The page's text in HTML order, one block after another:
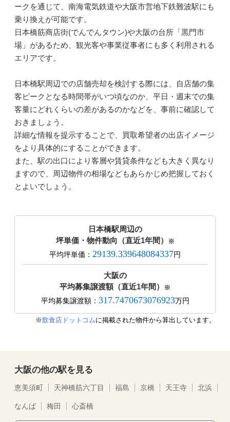
ークを通じて、南海電気鉄道や大阪市営地下鉄難波駅にも
乗り換えが可能です。
日本橋筋商店街(でんでんタウン)や大阪の台所「黒門市
場」があるため、観光客や事業従事者にも多く利用される
エリアです。
日本橋駅周辺での店舗売却を検討する際には、自店舗の集
客ピークとなる時間帯がいつ頃なのか、平日・週末での集
客量にどれくらいの差があるのかなどを、事前に確認して
おきましょう。
詳細な情報を提示することで、買取希望者の出店イメージ
をより具体的にすることができます。
また、駅の出口により客層や賃貸条件なども大きく異なり
ますので、周辺物件の相場などもあらかじめ把握しておく
とよいでしょう。
日本橋駅周辺の
坪単価・物件動向（直近1年間）
※
平均坪単価： 29139.339648084337円
大阪の
平均募集譲渡額（直近1年間）
※
平均募集譲渡額： 317.7470673076923万円
※飲食店ドットコムに掲載された物件から算出しています。
大阪の他の駅を見る
恵美須町 天神橋筋六丁目 福島 京橋 天王寺 北浜
なんば 梅田 心斎橋